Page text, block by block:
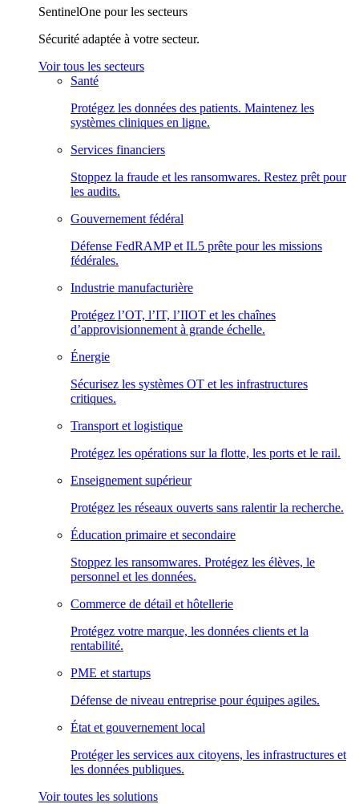
SentinelOne pour les secteurs
Sécurité adaptée à votre secteur.
Voir tous les secteurs
Santé
Protégez les données des patients. Maintenez les
systèmes cliniques en ligne.
Services financiers
Stoppez la fraude et les ransomwares. Restez prêt pour
les audits.
Gouvernement fédéral
Défense FedRAMP et IL5 prête pour les missions
fédérales.
Industrie manufacturière
Protégez l’OT, l’IT, l’IIOT et les chaînes
d’approvisionnement à grande échelle.
Énergie
Sécurisez les systèmes OT et les infrastructures
critiques.
Transport et logistique
Protégez les opérations sur la flotte, les ports et le rail.
Enseignement supérieur
Protégez les réseaux ouverts sans ralentir la recherche.
Éducation primaire et secondaire
Stoppez les ransomwares. Protégez les élèves, le
personnel et les données.
Commerce de détail et hôtellerie
Protégez votre marque, les données clients et la
rentabilité.
PME et startups
Défense de niveau entreprise pour équipes agiles.
État et gouvernement local
Protéger les services aux citoyens, les infrastructures et
les données publiques.
Voir toutes les solutions